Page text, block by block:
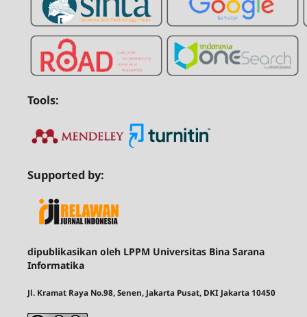
Tools:
Supported by:
dipublikasikan oleh LPPM Universitas Bina Sarana
Informatika
Jl. Kramat Raya No.98, Senen, Jakarta Pusat, DKI Jakarta 10450